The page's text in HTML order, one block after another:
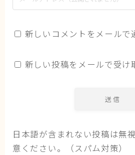
新しいコメントをメールで
新しい投稿をメールで受け
日本語が含まれない投稿は無
意ください。（スパム対策）